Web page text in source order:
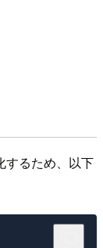
するため、以下